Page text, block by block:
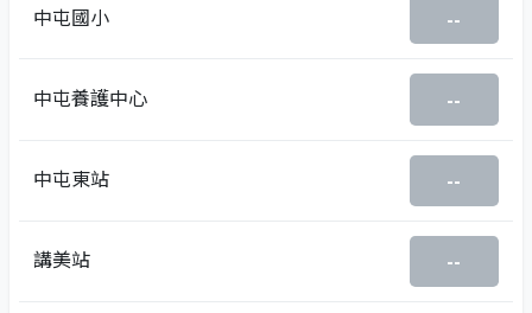
中屯國小 --
中屯養護中心 --
中屯東站 --
講美站 --